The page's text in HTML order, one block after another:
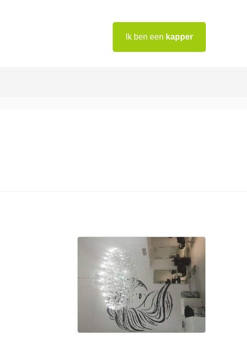
Ik ben een kapper